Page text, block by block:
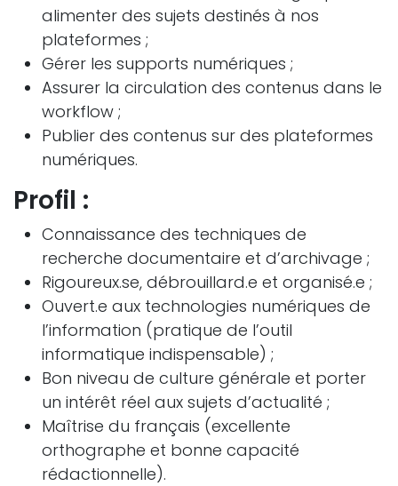
alimenter des sujets destinés à nos
plateformes ;
Gérer les supports numériques ;
Assurer la circulation des contenus dans le
workflow ;
Publier des contenus sur des plateformes
numériques.
Profil :
Connaissance des techniques de
recherche documentaire et d’archivage ;
Rigoureux.se, débrouillard.e et organisé.e ;
Ouvert.e aux technologies numériques de
l’information (pratique de l’outil
informatique indispensable) ;
Bon niveau de culture générale et porter
un intérêt réel aux sujets d’actualité ;
Maîtrise du français (excellente
orthographe et bonne capacité
rédactionnelle).